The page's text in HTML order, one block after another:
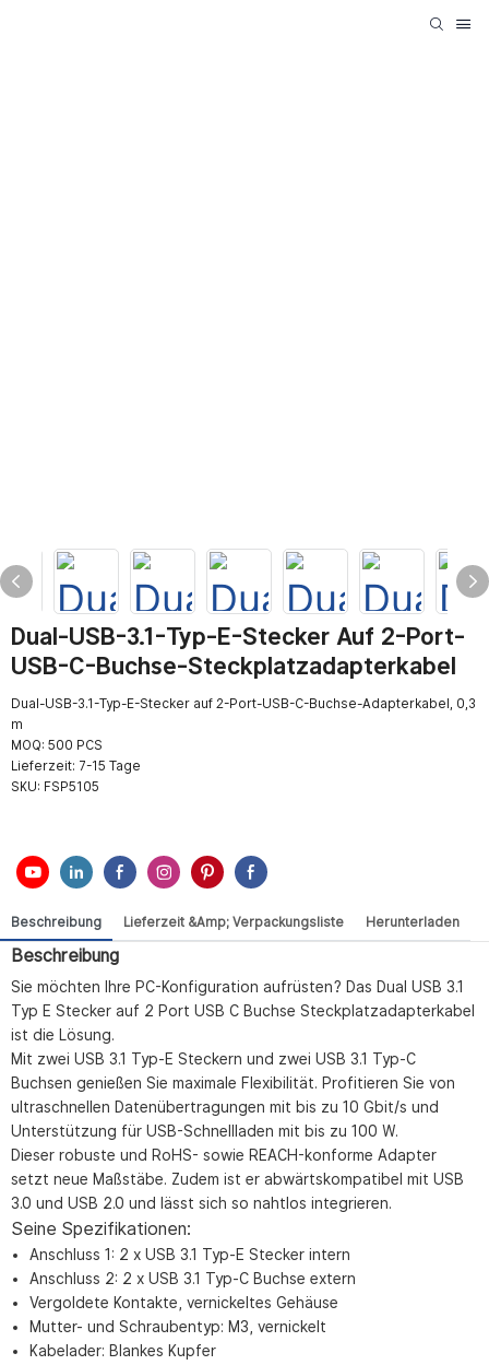
Dual-USB-3.1-Typ-E-Stecker Auf 2-Port-
USB-C-Buchse-Steckplatzadapterkabel
Dual-USB-3.1-Typ-E-Stecker auf 2-Port-USB-C-Buchse-Adapterkabel, 0,3
m
MOQ: 500 PCS
Lieferzeit: 7-15 Tage
SKU: FSP5105
Beschreibung Lieferzeit &amp; Verpackungsliste Herunterladen
Beschreibung
Sie möchten Ihre PC-Konfiguration aufrüsten? Das Dual USB 3.1
Typ E Stecker auf 2 Port USB C Buchse Steckplatzadapterkabel
ist die Lösung.
Mit zwei USB 3.1 Typ-E Steckern und zwei USB 3.1 Typ-C
Buchsen genießen Sie maximale Flexibilität. Profitieren Sie von
ultraschnellen Datenübertragungen mit bis zu 10 Gbit/s und
Unterstützung für USB-Schnellladen mit bis zu 100 W.
Dieser robuste und RoHS- sowie REACH-konforme Adapter
setzt neue Maßstäbe. Zudem ist er abwärtskompatibel mit USB
3.0 und USB 2.0 und lässt sich so nahtlos integrieren.
Seine Spezifikationen:
Anschluss 1: 2 x USB 3.1 Typ-E Stecker intern
Anschluss 2: 2 x USB 3.1 Typ-C Buchse extern
Vergoldete Kontakte, vernickeltes Gehäuse
Mutter- und Schraubentyp: M3, vernickelt
Kabelader: Blankes Kupfer